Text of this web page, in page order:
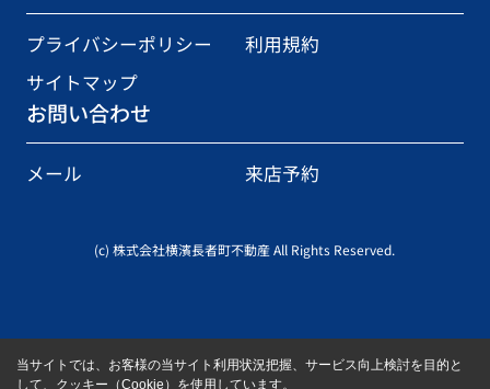
プライバシーポリシー
利用規約
サイトマップ
お問い合わせ
メール 来店予約
(c) 株式会社横濱長者町不動産 All Rights Reserved.
当サイトでは、お客様の当サイト利用状況把握、サービス向上検討を目的と
して、クッキー（Cookie）を使用しています。